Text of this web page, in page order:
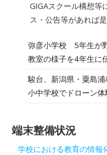
GIGAスクール構想等
ス・公告等があれば
弥彦小学校 5年生が
教室の様子を4年生に
て！」
駿台、新潟県・粟島浦
小中学校でドローン体
援 ―
端末整備状況
学校における教育の情報